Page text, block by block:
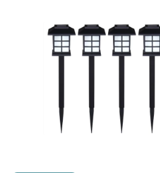
CSILLAG.